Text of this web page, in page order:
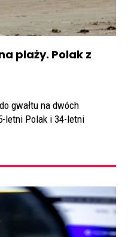
plaży. Polak z
gwałtu na dwóch
letni Polak i 34-letni